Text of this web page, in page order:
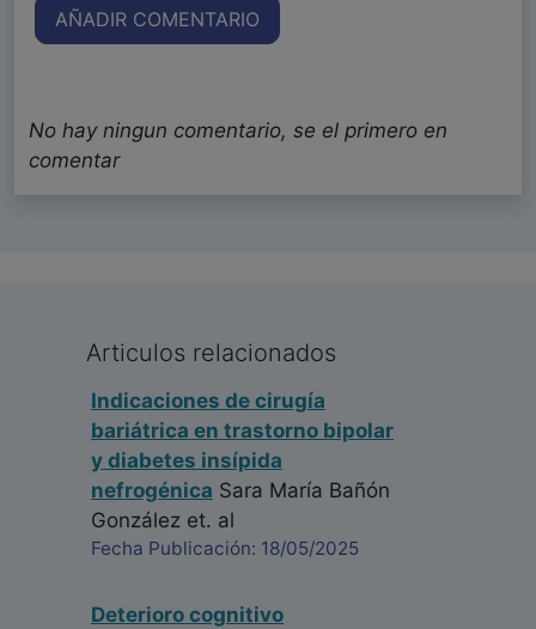
AÑADIR COMENTARIO
No hay ningun comentario, se el primero en
comentar
Articulos relacionados
Indicaciones de cirugía
bariátrica en trastorno bipolar
y diabetes insípida
nefrogénica Sara María Bañón
González et. al
Fecha Publicación: 18/05/2025
Deterioro cognitivo